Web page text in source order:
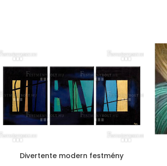
Divertente modern festmény